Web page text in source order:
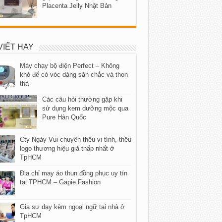
Placenta Jelly Nhật Bản
HAY
Máy chạy bộ điện Perfect – Không
khó để có vóc dáng săn chắc và thon
thả
Các câu hỏi thường gặp khi
sử dụng kem dưỡng mộc qua
Pure Hàn Quốc
Cty Ngày Vui chuyên thêu vi tính, thêu
logo thương hiệu giá thấp nhất ở
TpHCM
Địa chỉ may áo thun đồng phục uy tín
tại TPHCM – Gapie Fashion
Gia sư dạy kèm ngoại ngữ tại nhà ở
TpHCM